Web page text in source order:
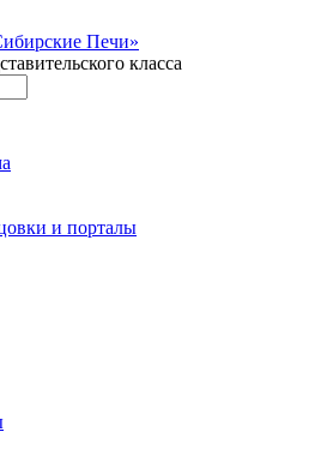
класса
и порталы